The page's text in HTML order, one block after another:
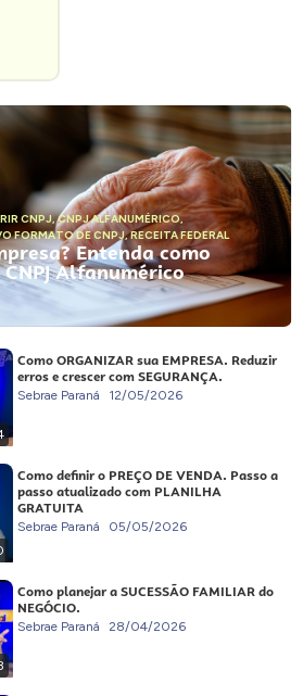
CNPJ,CNPJ ALFANUMÉRICO,
FORMATO DE CNPJ,RECEITA FEDERAL
Entenda como
Alfanumérico
Como ORGANIZAR sua EMPRESA. Reduzir
erros e crescer com SEGURANÇA.
Sebrae Paraná 12/05/2026
Como definir o PREÇO DE VENDA. Passo a
passo atualizado com PLANILHA
GRATUITA
Sebrae Paraná 05/05/2026
Como planejar a SUCESSÃO FAMILIAR do
NEGÓCIO.
Sebrae Paraná 28/04/2026